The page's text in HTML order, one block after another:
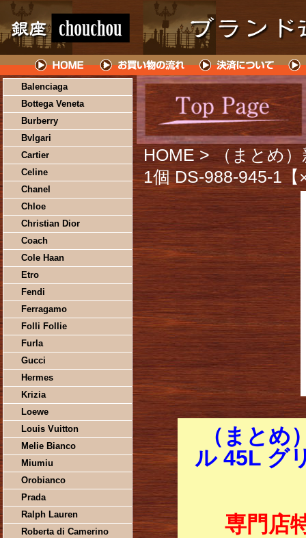
Balenciaga
Bottega Veneta
Burberry
Bvlgari
Cartier
Celine
Chanel
Chloe
Christian Dior
Coach
Cole Haan
Etro
Fendi
Ferragamo
Folli Follie
Furla
Gucci
Hermes
Krizia
Loewe
Louis Vuitton
Melie Bianco
Miumiu
Orobianco
Prada
Ralph Lauren
Roberta di Camerino
HOME > （まとめ
1個 DS-988-945-1
（まとめ
ル 45L グ
専門店